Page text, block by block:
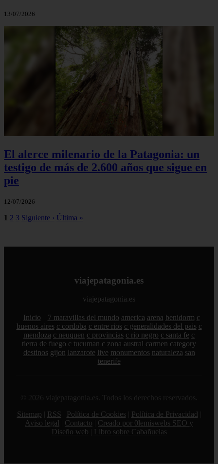
13/07/2026
El alerce milenario de la Patagonia: un
testigo de más de 2.600 años que sigue en
pie
12/07/2026
1 2 3 Siguiente › Última »
viajepatagonia.es
viajepatagonia.es
Inicio 7 maravillas del mundo america arena benidorm c
buenos aires c cordoba c entre rios c generalidades del pais c
mendoza c neuquen c provincias c rio negro c santa fe c
tierra de fuego c tucuman c zona austral carmen category
destinos gijon lanzarote live monumentos naturaleza san
tenerife
© 2026 viajepatagonia.es. Todos los derechos reservados.
Sitemap
RSS Política de Cookies Política de Privacidad
Aviso legal
Contacto
Creado por 0lemiswebs SEO y
Diseño web
Libro sobre Cabañuelas